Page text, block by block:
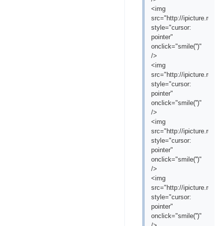
<img
src="http://ipicture.ru/
style="cursor:
pointer"
onclick="smile('')"
/>
<img
src="http://ipicture.ru/
style="cursor:
pointer"
onclick="smile('')"
/>
<img
src="http://ipicture.ru/
style="cursor:
pointer"
onclick="smile('')"
/>
<img
src="http://ipicture.ru/
style="cursor:
pointer"
onclick="smile('')"